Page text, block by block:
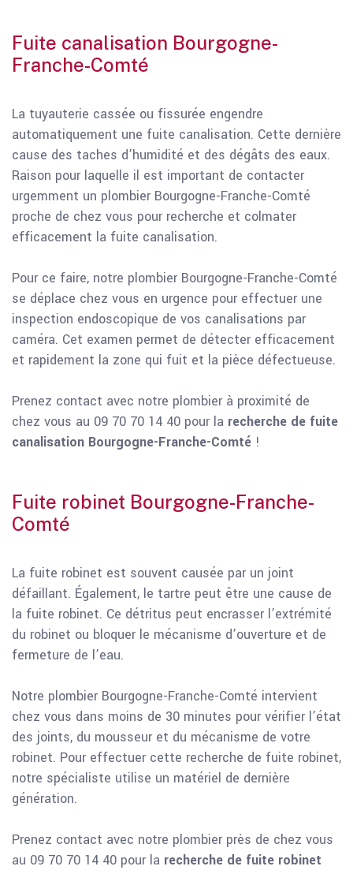
Fuite canalisation Bourgogne-
Franche-Comté
La tuyauterie cassée ou fissurée engendre
automatiquement une fuite canalisation. Cette dernière
cause des taches d’humidité et des dégâts des eaux.
Raison pour laquelle il est important de contacter
urgemment un plombier Bourgogne-Franche-Comté
proche de chez vous pour recherche et colmater
efficacement la fuite canalisation.
Pour ce faire, notre plombier Bourgogne-Franche-Comté
se déplace chez vous en urgence pour effectuer une
inspection endoscopique de vos canalisations par
caméra. Cet examen permet de détecter efficacement
et rapidement la zone qui fuit et la pièce défectueuse.
Prenez contact avec notre plombier à proximité de
chez vous au 09 70 70 14 40 pour la recherche de fuite
canalisation Bourgogne-Franche-Comté !
Fuite robinet Bourgogne-Franche-
Comté
La fuite robinet est souvent causée par un joint
défaillant. Également, le tartre peut être une cause de
la fuite robinet. Ce détritus peut encrasser l’extrémité
du robinet ou bloquer le mécanisme d’ouverture et de
fermeture de l’eau.
Notre plombier Bourgogne-Franche-Comté intervient
chez vous dans moins de 30 minutes pour vérifier l’état
des joints, du mousseur et du mécanisme de votre
robinet. Pour effectuer cette recherche de fuite robinet,
notre spécialiste utilise un matériel de dernière
génération.
Prenez contact avec notre plombier près de chez vous
au 09 70 70 14 40 pour la recherche de fuite robinet